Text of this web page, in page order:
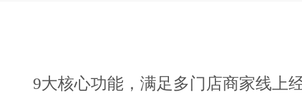
9大核心功能，满足多门店商家线上